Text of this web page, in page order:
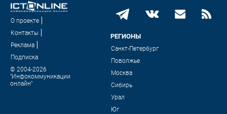
О проекте
Контакты
Реклама
Подписка
© 2004-2026
"Инфокоммуникации
онлайн"
РЕГИОНЫ
Санкт-Петербург
Поволжье
Москва
Сибирь
Урал
Юг